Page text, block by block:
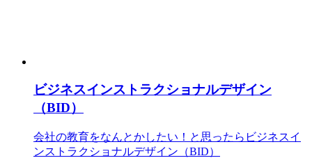
ビジネスインストラクショナルデザイン
（BID）
会社の教育をなんとかしたい！と思ったらビジネスイ
ンストラクショナルデザイン（BID）